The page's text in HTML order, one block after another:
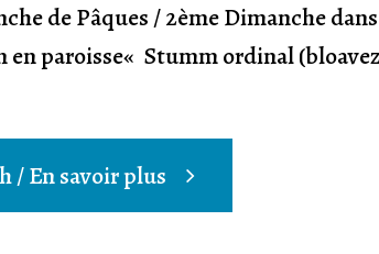
de Pâques / 2ème Dimanche
en paroisse« Stumm ordinal
/ En savoir plus "7vet